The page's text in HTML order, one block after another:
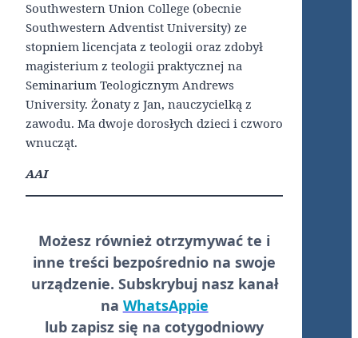
Southwestern Union College (obecnie
Southwestern Adventist University) ze
stopniem licencjata z teologii oraz zdobył
magisterium z teologii praktycznej na
Seminarium Teologicznym Andrews
University. Żonaty z Jan, nauczycielką z
zawodu. Ma dwoje dorosłych dzieci i czworo
wnucząt.
AAI
Możesz również otrzymywać te i
inne treści bezpośrednio na swoje
urządzenie. Subskrybuj nasz kanał
na WhatsAppie
lub zapisz się na cotygodniowy